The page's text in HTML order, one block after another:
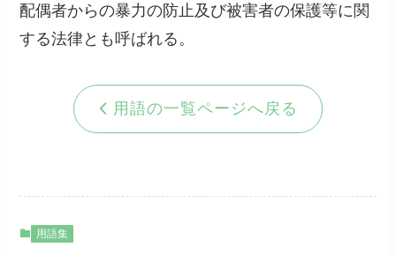
配偶者からの暴力の防止及び被害者の保護等に関
する法律とも呼ばれる。
用語の一覧ページへ戻る
用語集